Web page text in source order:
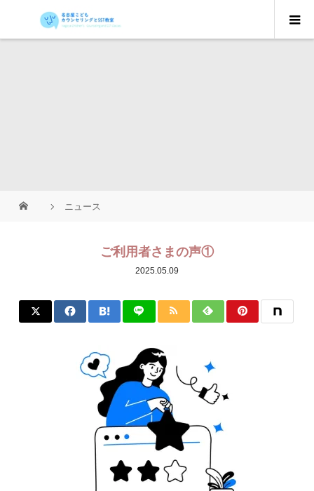
ニュース
ご利用者さまの声①
2025.05.09